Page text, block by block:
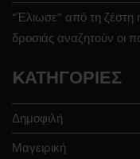
“Έλιωσε” από τη
δροσιάς αναζητούν οι
KΑΤΗΓΟΡΊΕΣ
Δημοφιλή
Μαγειρική